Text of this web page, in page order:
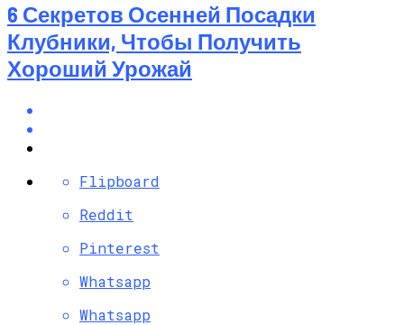
6 Секретов Осенней Посадки
Клубники, Чтобы Получить
Хороший Урожай
Flipboard
Reddit
Pinterest
Whatsapp
Whatsapp